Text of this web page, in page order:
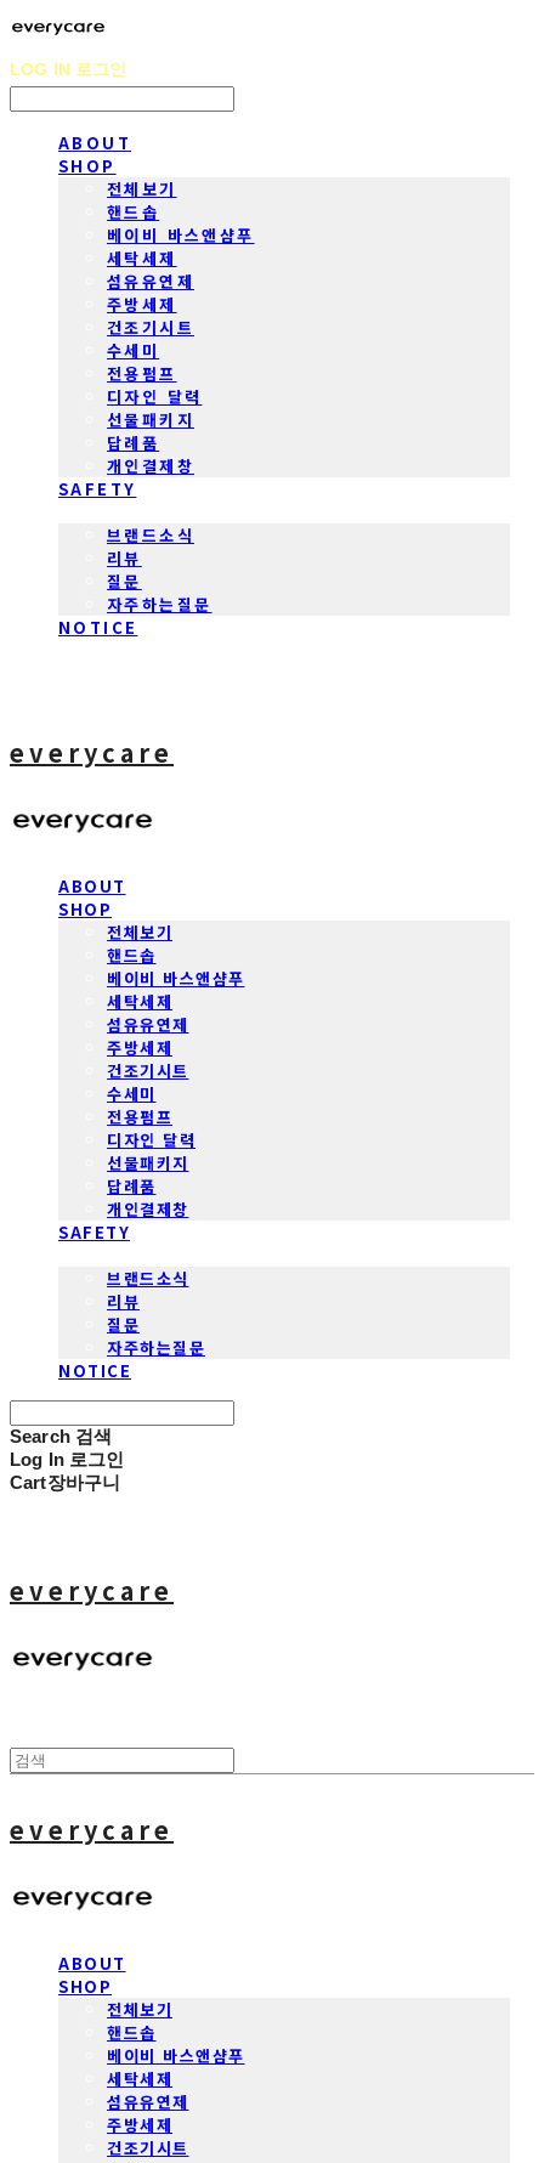
LOG IN 로그인
ABOUT
SHOP
전체보기
핸드솝
베이비 바스앤샴푸
세탁세제
섬유유연제
주방세제
건조기시트
수세미
전용펌프
디자인 달력
선물패키지
답례품
개인결제창
SAFETY
브랜드소식
리뷰
질문
자주하는질문
NOTICE
everycare
ABOUT
SHOP
전체보기
핸드솝
베이비 바스앤샴푸
세탁세제
섬유유연제
주방세제
건조기시트
수세미
전용펌프
디자인 달력
선물패키지
답례품
개인결제창
SAFETY
브랜드소식
리뷰
질문
자주하는질문
NOTICE
Search 검색
Log In 로그인
Cart장바구니
everycare
everycare
ABOUT
SHOP
전체보기
핸드솝
베이비 바스앤샴푸
세탁세제
섬유유연제
주방세제
건조기시트